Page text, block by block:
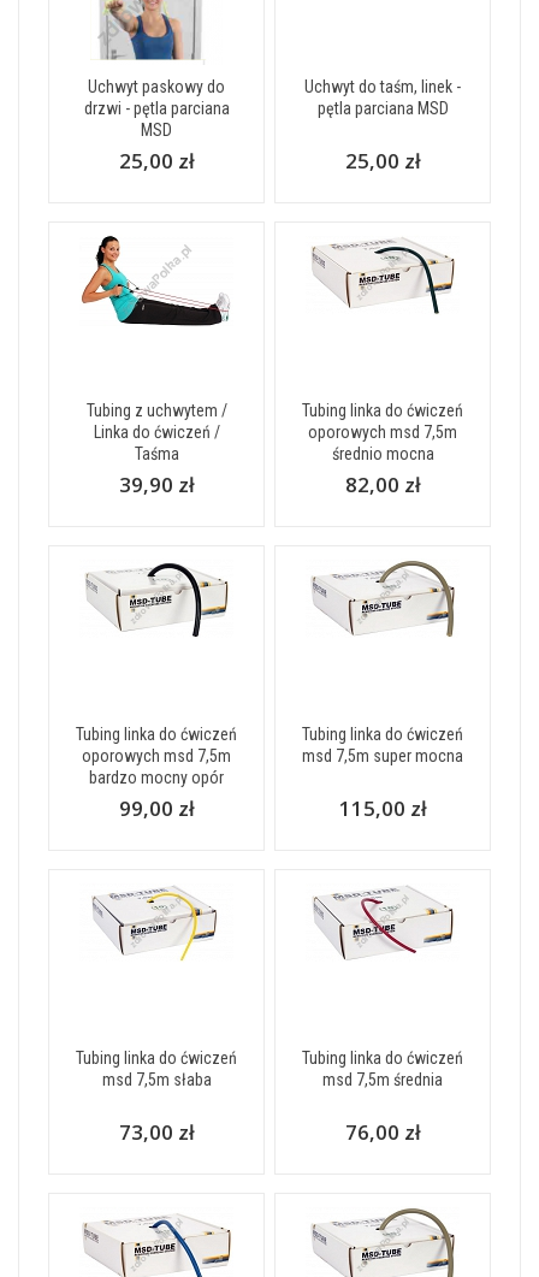
Uchwyt paskowy do
drzwi - pętla parciana
MSD
25,00 zł
Uchwyt do taśm, linek -
pętla parciana MSD
25,00 zł
Tubing z uchwytem /
Linka do ćwiczeń /
Taśma
39,90 zł
Tubing linka do ćwiczeń
oporowych msd 7,5m
średnio mocna
82,00 zł
Tubing linka do ćwiczeń
oporowych msd 7,5m
bardzo mocny opór
99,00 zł
Tubing linka do ćwiczeń
msd 7,5m super mocna
115,00 zł
Tubing linka do ćwiczeń
msd 7,5m słaba
73,00 zł
Tubing linka do ćwiczeń
msd 7,5m średnia
76,00 zł